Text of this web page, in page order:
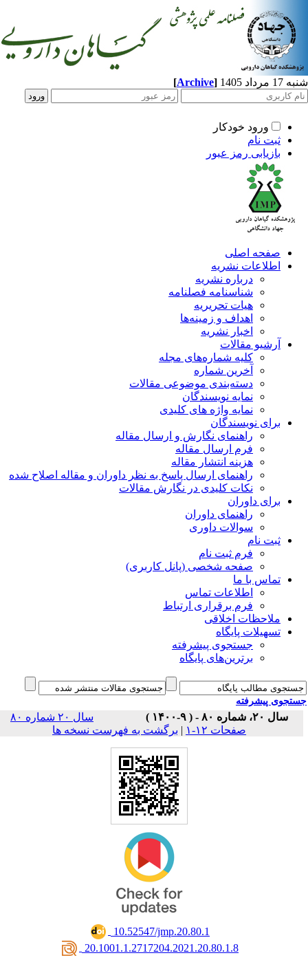
1405
[Archive]
ورود خودکار
ثبت نام
بازیابی رمز عبور
صفحه اصلی
اطلاعات نشریه
درباره نشریه
شناسنامه فصلنامه
هیات تحریریه
اهداف و زمینه‌ها
اخبار نشریه
آرشیو مقالات
کلیه شماره‌های مجله
آخرین شماره
دسته‌بندی موضوعی مقالات
نمایه نویسندگان
نمایه واژه های کلیدی
برای نویسندگان
راهنمای نگارش و ارسال مقاله
فرم ارسال مقاله
هزینه انتشار مقاله
راهنمای ارسال پاسخ به نظر داوران و مقاله اصلاح شده
نکات کلیدی در نگارش مقالات
برای داوران
راهنمای داوران
سوالات داوری
ثبت نام
فرم ثبت نام
صفحه شخصی (پانل کاربری)
تماس با ما
اطلاعات تماس
فرم برقراری ارتباط
ملاحظات اخلاقی
تسهیلات پایگاه
جستجوی پیشرفته
برترین‌های پایگاه
پیشرفته
سال ۲۰، شماره ۸۰ - ( ۹-۱۴۰۰ )
سال ۲۰ شماره ۸۰
صفحات ۱۲-۱
|برگشت به فهرست نسخه ها
‎ 10.52547/jmp.20.80.1
‎ 20.1001.1.2717204.2021.20.80.1.8